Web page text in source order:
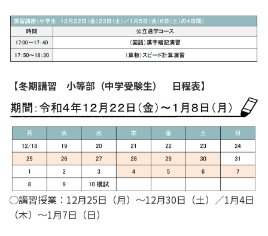
【冬期講習 小等部（中学受験生） 日程表】
○講習授業：12月25日（月）～12月30日（土）／1月4日
（木）～1月7日（日）